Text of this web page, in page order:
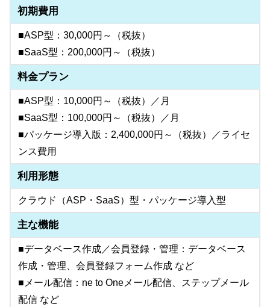
初期費用
■ASP型：30,000円～（税抜）
■SaaS型：200,000円～（税抜）
料金プラン
■ASP型：10,000円～（税抜）／月
■SaaS型：100,000円～（税抜）／月
■パッケージ導入版：2,400,000円～（税抜）／ライセ
ンス費用
利用形態
クラウド（ASP・SaaS）型・パッケージ導入型
主な機能
■データベース作成／会員登録・管理：データベース
作成・管理、会員登録フォーム作成 など
■メール配信：ne to Oneメール配信、ステップメール
配信 など